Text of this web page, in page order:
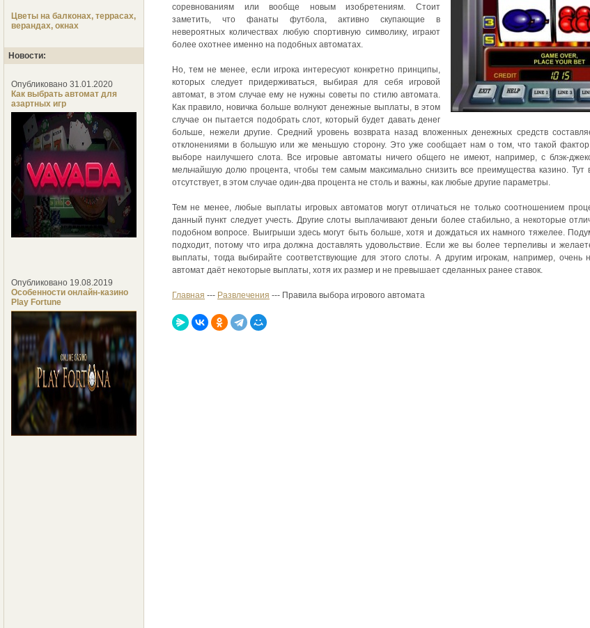
Цветы на балконах, террасах,
верандах, окнах
Новости:
Опубликовано 31.01.2020
Как выбрать автомат для
азартных игр
Опубликовано 19.08.2019
Особенности онлайн-казино
Play Fortune
соревнованиям или вообще новым изобретениям. Стоит
заметить, что фанаты футбола, активно скупающие в
невероятных количествах любую спортивную символику, играют
более охотнее именно на подобных автоматах.
Но, тем не менее, если игрока интересуют конкретно принципы,
которых следует придерживаться, выбирая для себя игровой
автомат, в этом случае ему не нужны советы по стилю автомата.
Как правило, новичка больше волнуют денежные выплаты, в этом
случае он пытается подобрать слот, который будет давать денег
больше, нежели другие. Средний уровень возврата назад вложенных денежных средств
отклонениями в большую или же меньшую сторону. Это уже сообщает нам о том, что такой
выборе наилучшего слота. Все игровые автоматы ничего общего не имеют, например, с блэк-
мельчайшую долю процента, чтобы тем самым максимально снизить все преимущества казино. Тут
отсутствует, в этом случае один-два процента не столь и важны, как любые другие параметры.
Тем не менее, любые выплаты игровых автоматов могут отличаться не только соотношением
данный пункт следует учесть. Другие слоты выплачивают деньги более стабильно, а некоторые
подобном вопросе. Выигрыши здесь могут быть больше, хотя и дождаться их намного тяжелее.
подходит, потому что игра должна доставлять удовольствие. Если же вы более терпеливы и
выплаты, тогда выбирайте соответствующие для этого слоты. А другим игрокам, например, очень
автомат даёт некоторые выплаты, хотя их размер и не превышает сделанных ранее ставок.
Главная --- Развлечения --- Правила выбора игрового автомата